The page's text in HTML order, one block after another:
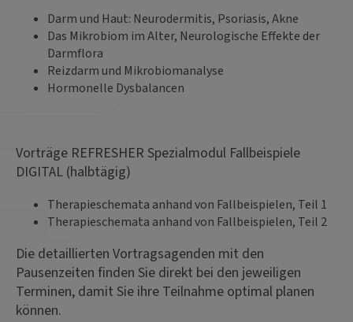
Darm und Haut: Neurodermitis, Psoriasis, Akne
Das Mikrobiom im Alter, Neurologische Effekte der
Darmflora
Reizdarm und Mikrobiomanalyse
Hormonelle Dysbalancen
Vorträge REFRESHER Spezialmodul Fallbeispiele
DIGITAL (halbtägig)
Therapieschemata anhand von Fallbeispielen, Teil 1
Therapieschemata anhand von Fallbeispielen, Teil 2
Die detaillierten Vortragsagenden mit den
Pausenzeiten finden Sie direkt bei den jeweiligen
Terminen, damit Sie ihre Teilnahme optimal planen
können.